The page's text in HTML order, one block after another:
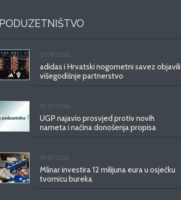
PODUZETNIŠTVO
01.08.2026.
adidas i Hrvatski nogometni savez objavili
višegodišnje partnerstvo
30.07.2026.
UGP najavio prosvjed protiv novih
nameta i načina donošenja propisa
29.07.2026.
Mlinar investira 12 milijuna eura u osječku
tvornicu bureka